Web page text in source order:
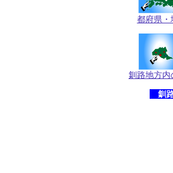
都府県・
釧路地方内
釧